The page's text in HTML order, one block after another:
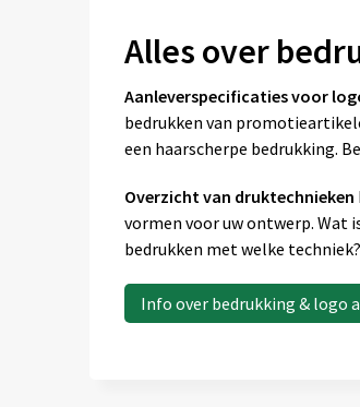
Alles over
Aanleverspecificaties voor
bedrukken van
een haarscherpe bedrukking.
Overzicht van druktechnieken
vormen voor uw ontwerp. Wat
bedrukken met welke
Info over bedrukking & logo